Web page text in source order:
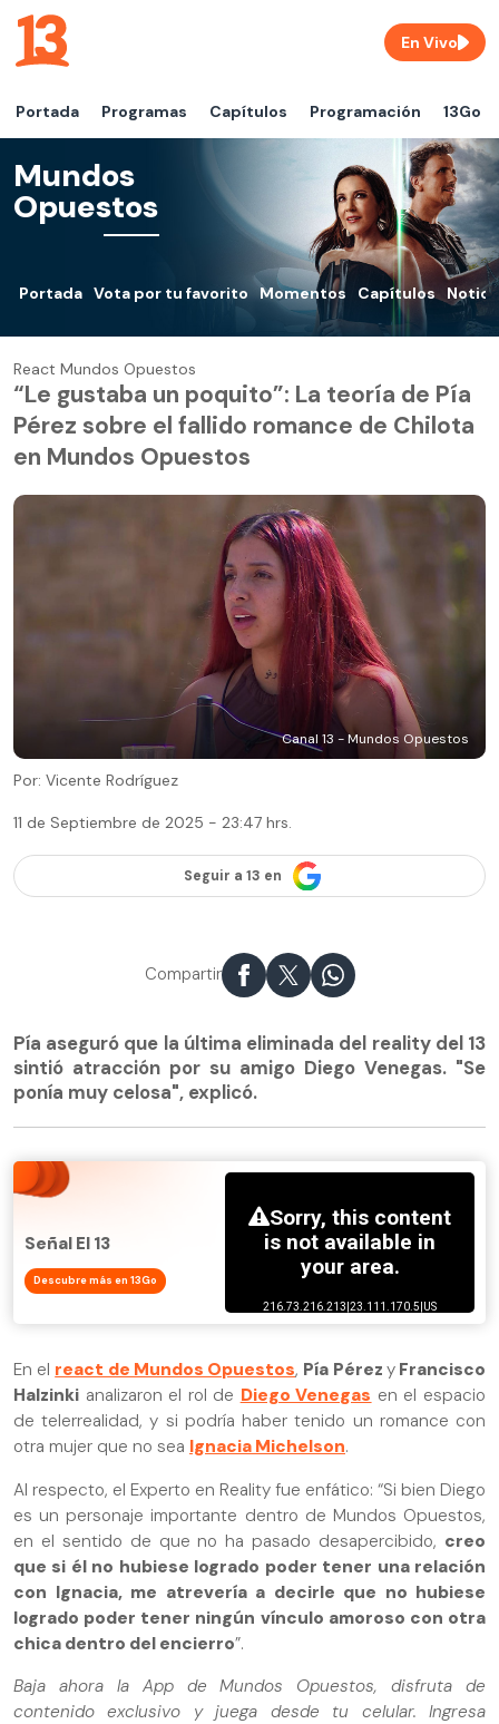
Portada Programas Capítulos Programación 13Go
En Vivo
Mundos
Opuestos
Portada Vota por tu favorito Momentos Capítulos
React Mundos Opuestos
“Le gustaba un poquito”: La teoría de Pía
Pérez sobre el fallido romance de Chilota
en Mundos Opuestos
Canal 13 - Mundos Opuestos
Por: Vicente Rodríguez
11 de Septiembre de 2025 - 23:47 hrs.
Seguir a 13 en
Compartir
Pía aseguró que la última eliminada del reality del 13
sintió atracción por su amigo Diego Venegas. "Se
ponía muy celosa", explicó.
Señal El 13
Descubre más en 13Go
En el react de Mundos Opuestos, Pía Pérez yFrancisco
Halzinki analizaron el rol de Diego Venegas en el espacio
de telerrealidad, y si podría haber tenido un romance con
otra mujer que no sea Ignacia Michelson.
Al respecto, el Experto en Reality fue enfático: “Si bien Diego
es un personaje importante dentro de Mundos Opuestos,
en el sentido de que no ha pasado desapercibido, creo
que si él no hubiese logrado poder tener una relación
con Ignacia, me atrevería a decirle que no hubiese
logrado poder tener ningún vínculo amoroso con otra
chica dentro del encierro”.
Baja ahora la App de Mundos Opuestos, disfruta de
contenido exclusivo y juega desde tu celular. Ingresa